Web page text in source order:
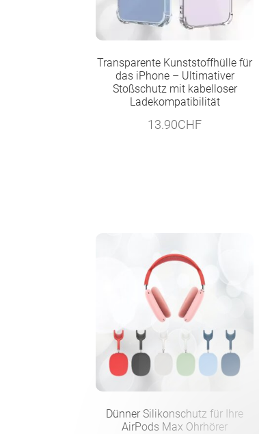
Transparente Kunststoffhülle für
das iPhone – Ultimativer
Stoßschutz mit kabelloser
Ladekompatibilität
13.90CHF
Dünner Silikonschutz für Ihre
AirPods Max Ohrhörer